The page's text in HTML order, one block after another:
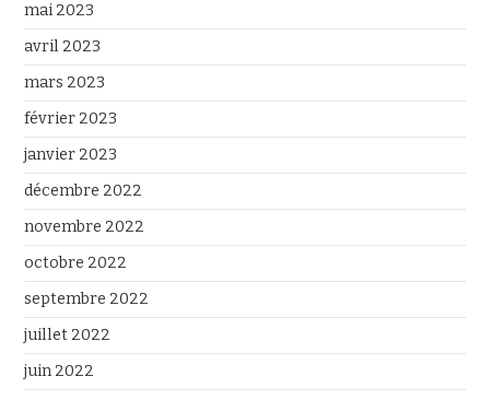
mai 2023
avril 2023
mars 2023
février 2023
janvier 2023
décembre 2022
novembre 2022
octobre 2022
septembre 2022
juillet 2022
juin 2022